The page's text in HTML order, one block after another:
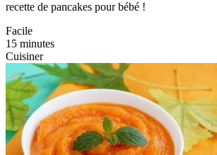
recette de pancakes pour bébé !
Facile
15 minutes
Cuisiner